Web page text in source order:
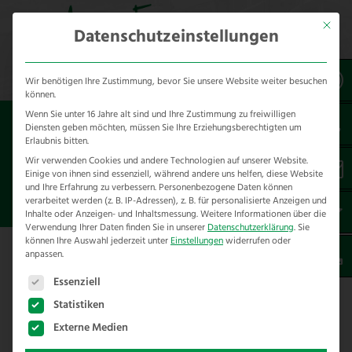
Sie sind hier:Referenzen
*spezialzäune
*herdenschutzhund
KANGAL – HERDENSCHUTZHUND
ZAUN BAD OEYNHAUSEN
Kangal – Herdenschutzhund Zaun in
Bad Oeynhausen
Dieser Zaun sollte einen sicherer
Mit
Datenschutzeinstellungen
Wir benötigen Ihre Zustimmung, bevor Sie unsere Website weiter besuchen
können.
Wenn Sie unter 16 Jahre alt sind und Ihre Zustimmung zu freiwilligen
Diensten geben möchten, müssen Sie Ihre Erziehungsberechtigten um
Erlaubnis bitten.
Wir verwenden Cookies und andere Technologien auf unserer Website.
Einige von ihnen sind essenziell, während andere uns helfen, diese Website
und Ihre Erfahrung zu verbessern. Personenbezogene Daten können
verarbeitet werden (z. B. IP-Adressen), z. B. für personalisierte Anzeigen und
Inhalte oder Anzeigen- und Inhaltsmessung.Weitere Informationen über die
Verwendung Ihrer Daten finden Sie in unsererDatenschutzerklärung. Sie
können Ihre Auswahl jederzeit unterEinstellungenwiderrufen oder
anpassen.
Es folgt eine Liste der Service-Gruppen, für die eine
Essenziell
Statistiken
Externe Medien